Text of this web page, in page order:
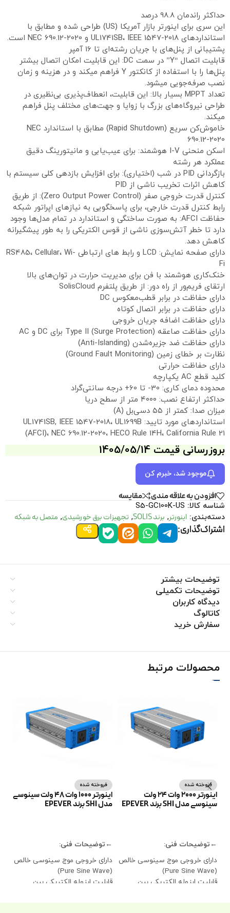
حداکثر راندمان 98.8 درصد
این سری برای اینورتر بازار آمریکا (US) طراحی شده و مطابق با
استانداردهای UL1741SB، IEEE 1547-2018 و NEC 690.12-2020 است.
پشتیبانی از پنل‌های با جریان رشته‌ای تا 16 آمپر
قابلیت اتصال “Y” در سمت DC: این قابلیت امکان اتصال بیشتر
پنل‌ها را با استفاده از کانکتور Y فراهم میکند و در هزینه و زمان
نصب صرفه‌جویی میشود.
تعداد MPPT بسیار بالا: این قابلیت، انعطاف‌پذیری بی‌نظیری در
طراحی نیروگاه‌های بزرگ با زوایا و جهت‌های مختلف پنل فراهم
میکند.
خاموش‌کن سریع (Rapid Shutdown) مطابق با استاندارد NEC
690.12-2020
اسکن منحنی I-V هوشمند: برای عیب‌یابی و مانیتورینگ دقیق
عملکرد هر رشته
بازگردانی PID در شب (اختیاری): برای افزایش بازدهی کلی سیستم با
کاهش اثرات تخریب ناشی از PID
کنترل قدرت خروجی صفر (Zero Output Power Control): از طریق
رابط کنترل قدرت خارجی، برای پاسخگویی به نیازهای اپراتور شبکه
حفاظت AFCI: به صورت ساختگی و استاندارد در تمام مدل‌ها وجود
دارد تا خطر آتش‌سوزی ناشی از قوس الکتریکی را به طور پیشگیرانه
کاهش دهد.
دارای صفحه نمایش: LCD و رابط های ارتباطی RS485، Cellular، Wi-
Fi
خنک‌کاری هوشمند با فن برای مدیریت حرارت در توان‌های بالا
ارتقای فریم‌ور از راه دور: از طریق پلتفرم SolisCloud
دارای حفاظت در برابر قطب‌معکوس DC
دارای حفاظت در برابر اتصال کوتاه
دارای حفاظت اضافه جریان خروجی
دارای حفاظت صاعقه (Surge Protection) Type II برای DC و AC
دارای حفاظت ضد جزیره‌شدن (Anti-Islanding)
نظارت بر خطای زمین (Ground Fault Monitoring)
دارای حفاظت حرارتی
کلید قطع AC یکپارچه
محدوده دمای کاری: 30- تا 60+ درجه سانتی‌گراد
حداکثر ارتفاع نصب: ۴۰۰۰ متر از سطح دریا
میزان صدا: کمتر از ۵۵ دسی‌بل (A)
استانداردهای مورد تایید: UL1741SB, IEEE 1547-2018، UL1699B
(AFCI)، NEC 690.12-2020، HECO Rule 14H، California Rule 21
بروزرسانی قیمت 1405/05/14
موجود شد، خبرم کن
افزودن به علاقه مندی مقايسه
شناسه کالا: S5-GC100K-US
دسته‌بندی: اینورتر, برند SOLIS , تجهیزات برق خورشیدی, متصل به شبکه
اشتراک‌گذاری:
توضیحات بیشتر
توضیحات تکمیلی
دیدگاه کاربران
کاتالوگ
سفارش خرید
محصولات مرتبط
فروخته شده
اینورتر 2000 وات 24 ولت
سینوسی مدل SHI برند EPEVER
←توضیحات فنی:
دارای خروجی موج سینوسی خالص
(Pure Sine Wave)
قابلیت ایزوله الکتریکی بین
دارای کنترل دیجیتال دوحلقه‌ای
فروخته شده
اینورتر 1000 وات 48 ولت سینوسی
مدل SHI برند EPEVER
←توضیحات فنی:
دارای خروجی موج سینوسی خالص
(Pure Sine Wave)
قابلیت ایزوله الکتریکی بین
دارای کنترل دیجیتال دوحلقه‌ای